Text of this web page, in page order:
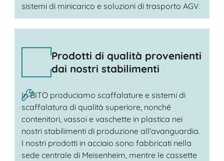
sistemi di minicarico e soluzioni di trasporto AGV.
Prodotti di qualità provenienti
dai nostri stabilimenti
In BITO produciamo scaffalature e sistemi di
scaffalatura di qualità superiore, nonché
contenitori, vassoi e vaschette in plastica nei
nostri stabilimenti di produzione all'avanguardia.
I nostri prodotti in acciaio sono fabbricati nella
sede centrale di Meisenheim, mentre le cassette